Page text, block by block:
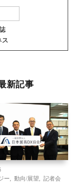
ス
新記事
ー
動向/展望
記者会